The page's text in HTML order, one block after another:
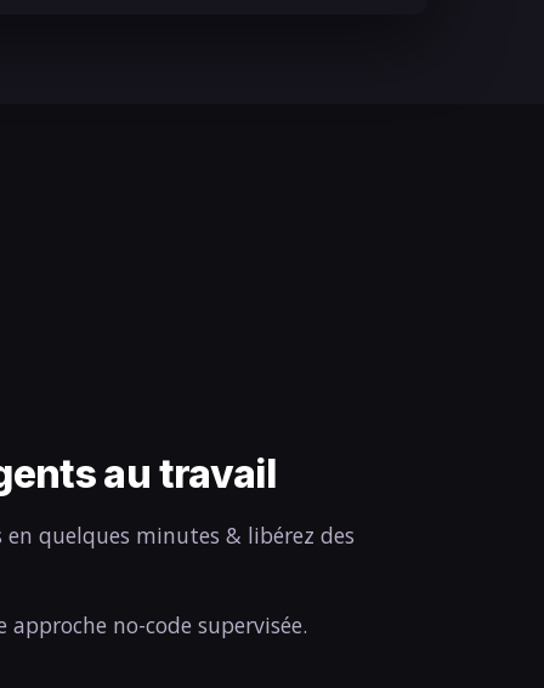
au travail
en quelques minutes & libérez des
no-code supervisée.